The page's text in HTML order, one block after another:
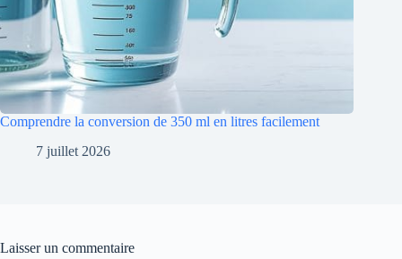
Comprendre la conversion de 350 ml en litres facilement
7 juillet 2026
Laisser un commentaire